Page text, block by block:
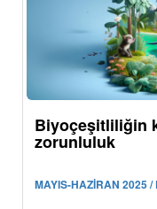
Biyoçeşitliliğin
zorunluluk
MAYIS-HAZİRAN 2025